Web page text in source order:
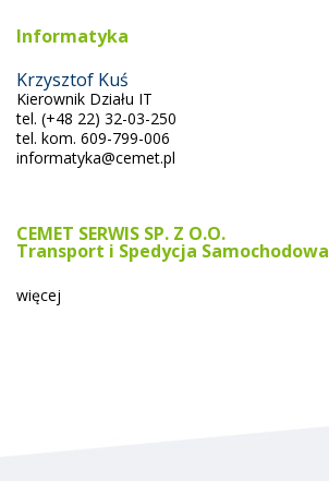
Informatyka
Krzysztof Kuś
Kierownik Działu IT
tel. (+48 22) 32-03-250
tel. kom. 609-799-006
informatyka@cemet.pl
CEMET SERWIS SP. Z O.O.
Transport i Spedycja Samochodowa
więcej